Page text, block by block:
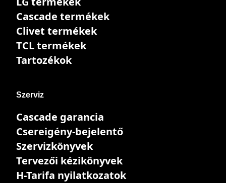
Cascade termékek
Clivet termékek
TCL termékek
Tartozékok
Szerviz
Cascade garancia
Csereigény-bejelentő
Szervizkönyvek
Tervezői kézikönyvek
H-Tarifa nyilatkozatok